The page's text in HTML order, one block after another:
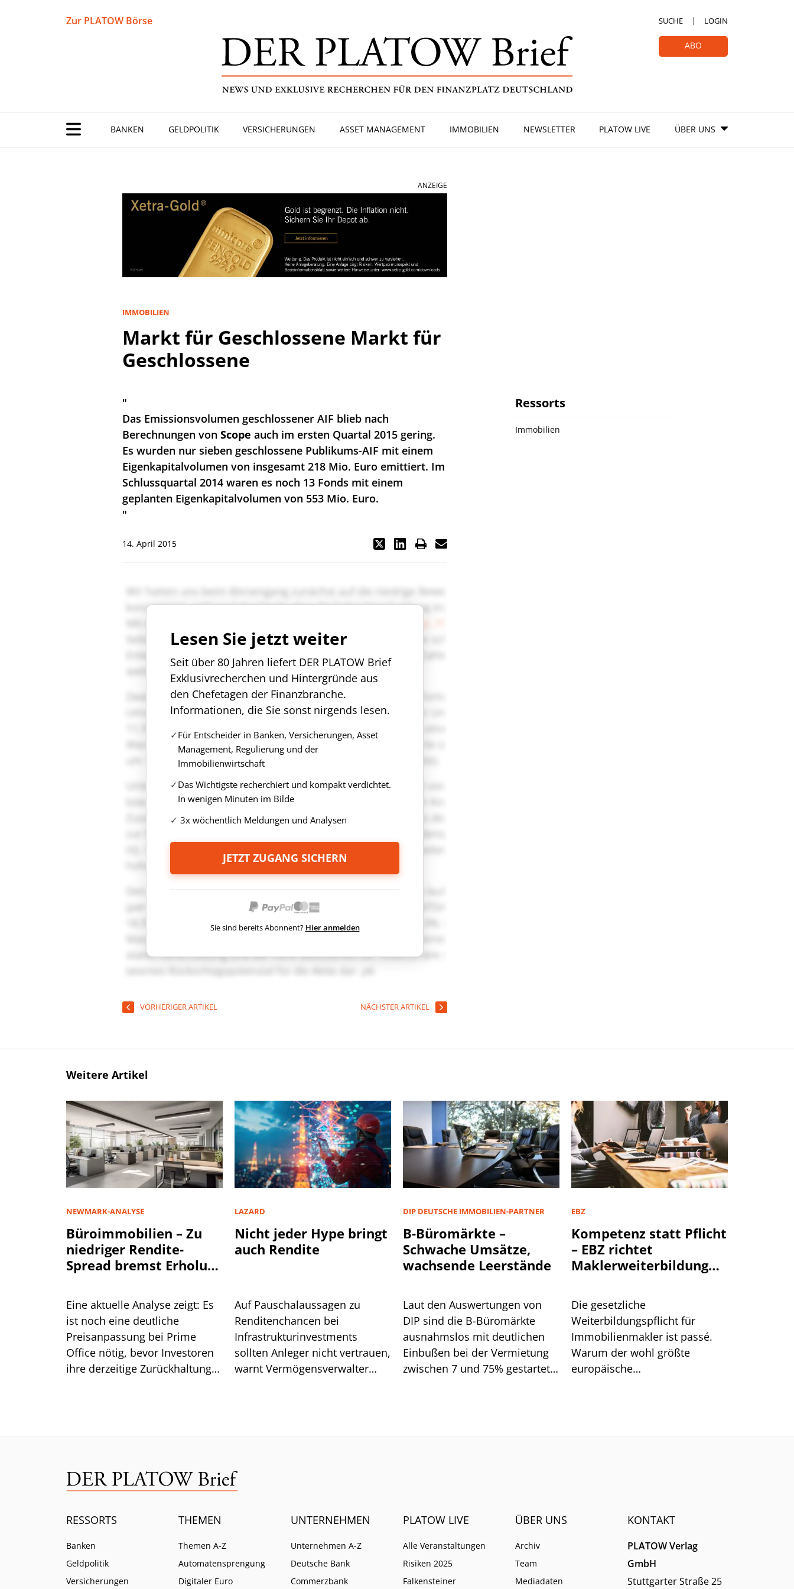
Zur PLATOW Börse SUCHE LOGIN
ABO
BANKEN GELDPOLITIK VERSICHERUNGEN ASSET MANAGEMENT IMMOBILIEN NEWSLETTER PLATOW LIVE ÜBER UNS
ANZEIGE
IMMOBILIEN
Markt für Geschlossene Markt für
Geschlossene
"
Das Emissionsvolumen geschlossener AIF blieb nach
Berechnungen von Scope auch im ersten Quartal 2015 gering.
Es wurden nur sieben geschlossene Publikums-AIF mit einem
Eigenkapitalvolumen von insgesamt 218 Mio. Euro emittiert. Im
Schlussquartal 2014 waren es noch 13 Fonds mit einem
geplanten Eigenkapitalvolumen von 553 Mio. Euro.
"
14. April 2015
Lesen Sie jetzt weiter
Seit über 80 Jahren liefert DER PLATOW Brief
Exklusivrecherchen und Hintergründe aus
den Chefetagen der Finanzbranche.
Informationen, die Sie sonst nirgends lesen.
Für Entscheider in Banken, Versicherungen, Asset
Management, Regulierung und der
Immobilienwirtschaft
Das Wichtigste recherchiert und kompakt verdichtet.
In wenigen Minuten im Bilde
3x wöchentlich Meldungen und Analysen
JETZT ZUGANG SICHERN
Sie sind bereits Abonnent? Hier anmelden
VORHERIGER ARTIKEL NÄCHSTER ARTIKEL
Ressorts
Immobilien
Weitere Artikel
NEWMARK-ANALYSE
Büroimmobilien – Zu
niedriger Rendite-
Spread bremst Erholung
Eine aktuelle Analyse zeigt: Es
ist noch eine deutliche
Preisanpassung bei Prime
Office nötig, bevor Investoren
ihre derzeitige Zurückhaltung
LAZARD
Nicht jeder Hype bringt
auch Rendite
Auf Pauschalaussagen zu
Renditenchancen bei
Infrastrukturinvestments
sollten Anleger nicht vertrauen,
warnt Vermögensverwalter
DIP DEUTSCHE IMMOBILIEN-PARTNER
B-Büromärkte –
Schwache Umsätze,
wachsende Leerstände
Laut den Auswertungen von
DIP sind die B-Büromärkte
ausnahmslos mit deutlichen
Einbußen bei der Vermietung
zwischen 7 und 75% gestartet.
EBZ
Kompetenz statt Pflicht
– EBZ richtet
Maklerweiterbildung
Die gesetzliche
Weiterbildungspflicht für
Immobilienmakler ist passé.
Warum der wohl größte
europäische
RESSORTS
Banken
Geldpolitik
Versicherungen
THEMEN
Themen A-Z
Automatensprengung
Digitaler Euro
UNTERNEHMEN
Unternehmen A-Z
Deutsche Bank
Commerzbank
PLATOW LIVE
Alle Veranstaltungen
Risiken 2025
Falkensteiner
ÜBER UNS
Archiv
Team
Mediadaten
KONTAKT
PLATOW Verlag
GmbH
Stuttgarter Straße 25